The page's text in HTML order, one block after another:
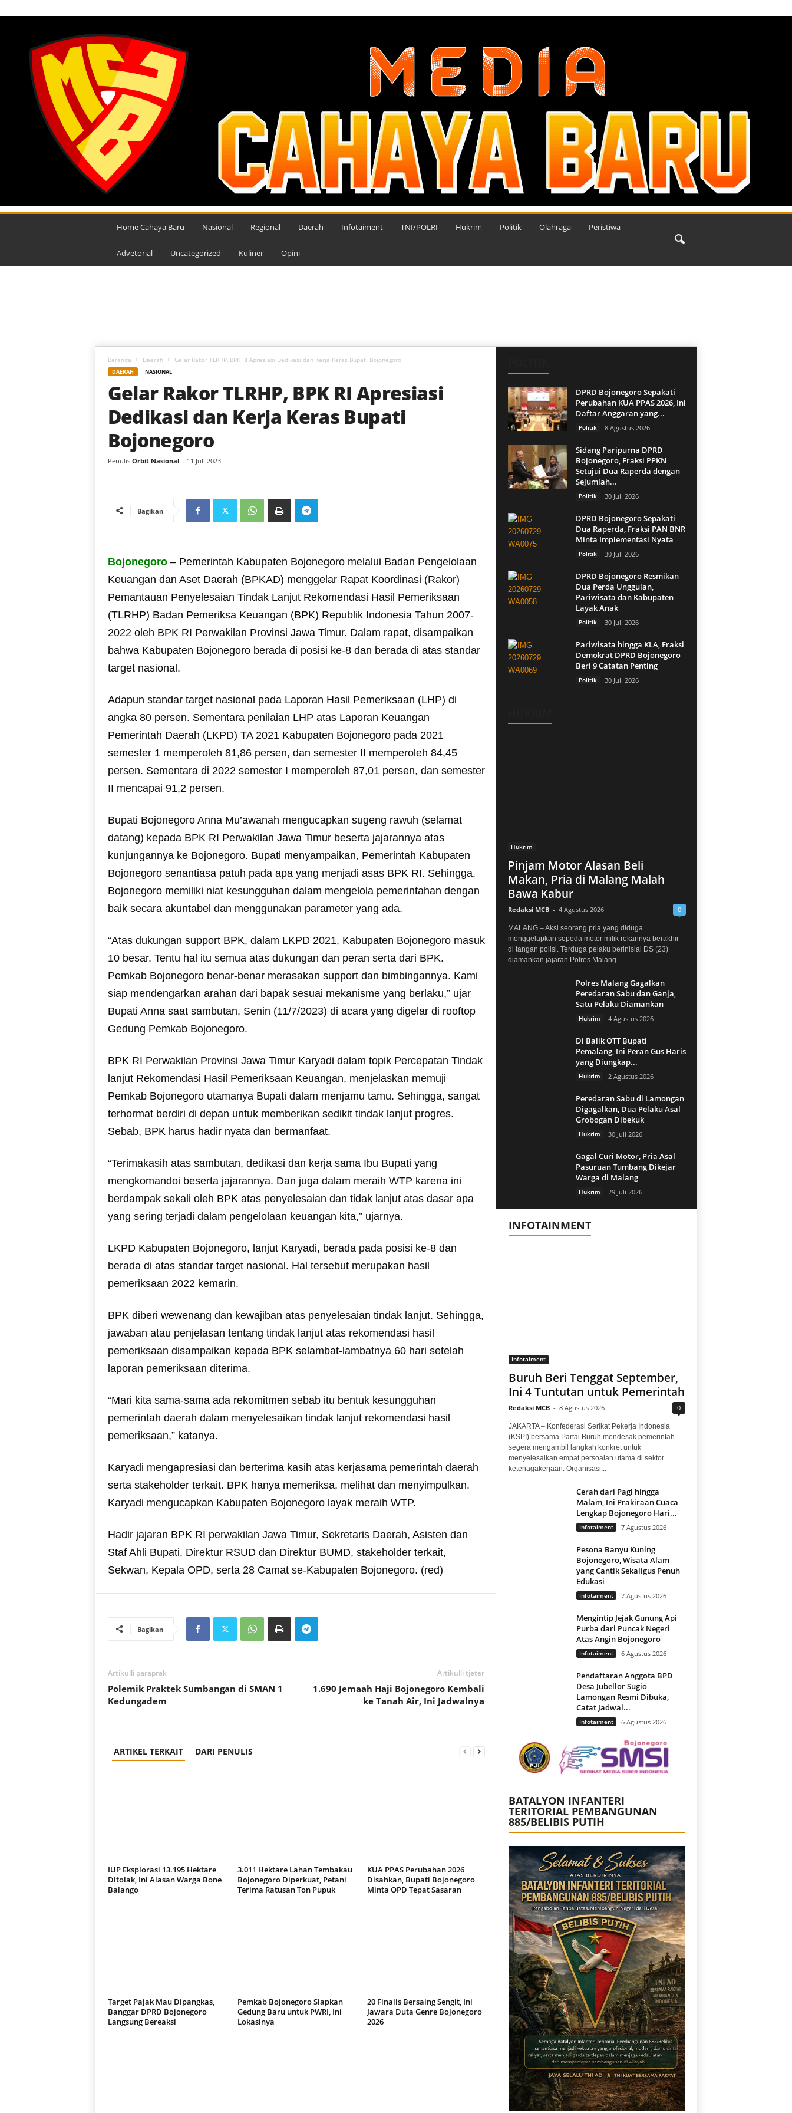
M
Home Cahaya Baru Nasional Regional Daerah Infotaiment TNI/POLRI Hukrim Politik Olahraga Peristiwa
Advetorial Uncategorized Kuliner Opini
Beranda Daerah Gelar Rakor TLRHP, BPK RI Apresiasi Dedikasi dan Kerja Keras Bupati Bojonegoro
DAERAH NASIONAL
Gelar Rakor TLRHP, BPK RI Apresiasi
Dedikasi dan Kerja Keras Bupati
Bojonegoro
Penulis Orbit Nasional- 11 Juli 2023
Bagikan
Bojonegoro– Pemerintah Kabupaten Bojonegoro melalui Badan Pengelolaan
Keuangan dan Aset Daerah (BPKAD) menggelar Rapat Koordinasi (Rakor)
Pemantauan Penyelesaian Tindak Lanjut Rekomendasi Hasil Pemeriksaan
(TLRHP) Badan Pemeriksa Keuangan (BPK) Republik Indonesia Tahun 2007-
2022 oleh BPK RI Perwakilan Provinsi Jawa Timur. Dalam rapat, disampaikan
bahwa Kabupaten Bojonegoro berada di posisi ke-8 dan berada di atas standar
target nasional.
Adapun standar target nasional pada Laporan Hasil Pemeriksaan (LHP) di
angka 80 persen. Sementara penilaian LHP atas Laporan Keuangan
Pemerintah Daerah (LKPD) TA 2021 Kabupaten Bojonegoro pada 2021
semester 1 memperoleh 81,86 persen, dan semester II memperoleh 84,45
persen. Sementara di 2022 semester I memperoleh 87,01 persen, dan semester
II mencapai 91,2 persen.
Bupati Bojonegoro Anna Mu’awanah mengucapkan sugeng rawuh (selamat
datang) kepada BPK RI Perwakilan Jawa Timur beserta jajarannya atas
kunjungannya ke Bojonegoro. Bupati menyampaikan, Pemerintah Kabupaten
Bojonegoro senantiasa patuh pada apa yang menjadi asas BPK RI. Sehingga,
Bojonegoro memiliki niat kesungguhan dalam mengelola pemerintahan dengan
baik secara akuntabel dan menggunakan parameter yang ada.
“Atas dukungan support BPK, dalam LKPD 2021, Kabupaten Bojonegoro masuk
10 besar. Tentu hal itu semua atas dukungan dan peran serta dari BPK.
Pemkab Bojonegoro benar-benar merasakan support dan bimbingannya. Kami
siap mendengarkan arahan dari bapak sesuai mekanisme yang berlaku,” ujar
Bupati Anna saat sambutan, Senin (11/7/2023) di acara yang digelar di rooftop
Gedung Pemkab Bojonegoro.
BPK RI Perwakilan Provinsi Jawa Timur Karyadi dalam topik Percepatan Tindak
lanjut Rekomendasi Hasil Pemeriksaan Keuangan, menjelaskan memuji
Pemkab Bojonegoro utamanya Bupati dalam menjamu tamu. Sehingga, sangat
terhormat berdiri di depan untuk memberikan sedikit tindak lanjut progres.
Sebab, BPK harus hadir nyata dan bermanfaat.
“Terimakasih atas sambutan, dedikasi dan kerja sama Ibu Bupati yang
mengkomandoi beserta jajarannya. Dan juga dalam meraih WTP karena ini
berdampak sekali oleh BPK atas penyelesaian dan tidak lanjut atas dasar apa
yang sering terjadi dalam pengelolaan keuangan kita,” ujarnya.
LKPD Kabupaten Bojonegoro, lanjut Karyadi, berada pada posisi ke-8 dan
berada di atas standar target nasional. Hal tersebut merupakan hasil
pemeriksaan 2022 kemarin.
BPK diberi wewenang dan kewajiban atas penyelesaian tindak lanjut. Sehingga,
jawaban atau penjelasan tentang tindak lanjut atas rekomendasi hasil
pemeriksaan disampaikan kepada BPK selambat-lambatnya 60 hari setelah
laporan pemeriksaan diterima.
“Mari kita sama-sama ada rekomitmen sebab itu bentuk kesungguhan
pemerintah daerah dalam menyelesaikan tindak lanjut rekomendasi hasil
pemeriksaan,” katanya.
Karyadi mengapresiasi dan berterima kasih atas kerjasama pemerintah daerah
serta stakeholder terkait. BPK hanya memeriksa, melihat dan menyimpulkan.
Karyadi mengucapkan Kabupaten Bojonegoro layak meraih WTP.
Hadir jajaran BPK RI perwakilan Jawa Timur, Sekretaris Daerah, Asisten dan
Staf Ahli Bupati, Direktur RSUD dan Direktur BUMD, stakeholder terkait,
Sekwan, Kepala OPD, serta 28 Camat se-Kabupaten Bojonegoro. (red)
Bagikan
Artikulli paraprak
Polemik Praktek Sumbangan di SMAN 1
Kedungadem
Artikulli tjetër
1.690 Jemaah Haji Bojonegoro Kembali
ke Tanah Air, Ini Jadwalnya
ARTIKEL TERKAIT DARI PENULIS
IUP Eksplorasi 13.195 Hektare
Ditolak, Ini Alasan Warga Bone
Balango
3.011 Hektare Lahan Tembakau
Bojonegoro Diperkuat, Petani
Terima Ratusan Ton Pupuk
KUA PPAS Perubahan 2026
Disahkan, Bupati Bojonegoro
Minta OPD Tepat Sasaran
Target Pajak Mau Dipangkas,
Banggar DPRD Bojonegoro
Langsung Bereaksi
Pemkab Bojonegoro Siapkan
Gedung Baru untuk PWRI, Ini
Lokasinya
20 Finalis Bersaing Sengit, Ini
Jawara Duta Genre Bojonegoro
2026
DPRD Bojonegoro Sepakati
Perubahan KUA PPAS 2026, Ini
Daftar Anggaran yang...
Politik 8 Agustus 2026
Sidang Paripurna DPRD
Bojonegoro, Fraksi PPKN
Setujui Dua Raperda dengan
Sejumlah...
Politik 30 Juli 2026
DPRD Bojonegoro Sepakati
Dua Raperda, Fraksi PAN BNR
Minta Implementasi Nyata
Politik 30 Juli 2026
DPRD Bojonegoro Resmikan
Dua Perda Unggulan,
Pariwisata dan Kabupaten
Layak Anak
Politik 30 Juli 2026
Pariwisata hingga KLA, Fraksi
Demokrat DPRD Bojonegoro
Beri 9 Catatan Penting
Politik 30 Juli 2026
Hukrim
Pinjam Motor Alasan Beli
Makan, Pria di Malang Malah
Bawa Kabur
Redaksi MCB - 4 Agustus 2026 0
MALANG – Aksi seorang pria yang diduga
menggelapkan sepeda motor milik rekannya berakhir
di tangan polisi. Terduga pelaku berinisial DS (23)
diamankan jajaran Polres Malang...
Polres Malang Gagalkan
Peredaran Sabu dan Ganja,
Satu Pelaku Diamankan
Hukrim 4 Agustus 2026
Di Balik OTT Bupati
Pemalang, Ini Peran Gus Haris
yang Diungkap...
Hukrim 2 Agustus 2026
Peredaran Sabu di Lamongan
Digagalkan, Dua Pelaku Asal
Grobogan Dibekuk
Hukrim 30 Juli 2026
Gagal Curi Motor, Pria Asal
Pasuruan Tumbang Dikejar
Warga di Malang
Hukrim 29 Juli 2026
INFOTAINMENT
Infotaiment
Buruh Beri Tenggat September,
Ini 4 Tuntutan untuk Pemerintah
Redaksi MCB - 8 Agustus 2026 0
JAKARTA – Konfederasi Serikat Pekerja Indonesia
(KSPI) bersama Partai Buruh mendesak pemerintah
segera mengambil langkah konkret untuk
menyelesaikan empat persoalan utama di sektor
ketenagakerjaan. Organisasi...
Cerah dari Pagi hingga
Malam, Ini Prakiraan Cuaca
Lengkap Bojonegoro Hari...
Infotaiment 7 Agustus 2026
Pesona Banyu Kuning
Bojonegoro, Wisata Alam
yang Cantik Sekaligus Penuh
Edukasi
Infotaiment 7 Agustus 2026
Mengintip Jejak Gunung Api
Purba dari Puncak Negeri
Atas Angin Bojonegoro
Infotaiment 6 Agustus 2026
Pendaftaran Anggota BPD
Desa Jubellor Sugio
Lamongan Resmi Dibuka,
Catat Jadwal...
Infotaiment 6 Agustus 2026
BATALYON INFANTERI
TERITORIAL PEMBANGUNAN
885/BELIBIS PUTIH